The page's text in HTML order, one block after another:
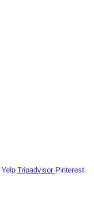
Yelp Tripadvisor Pinterest